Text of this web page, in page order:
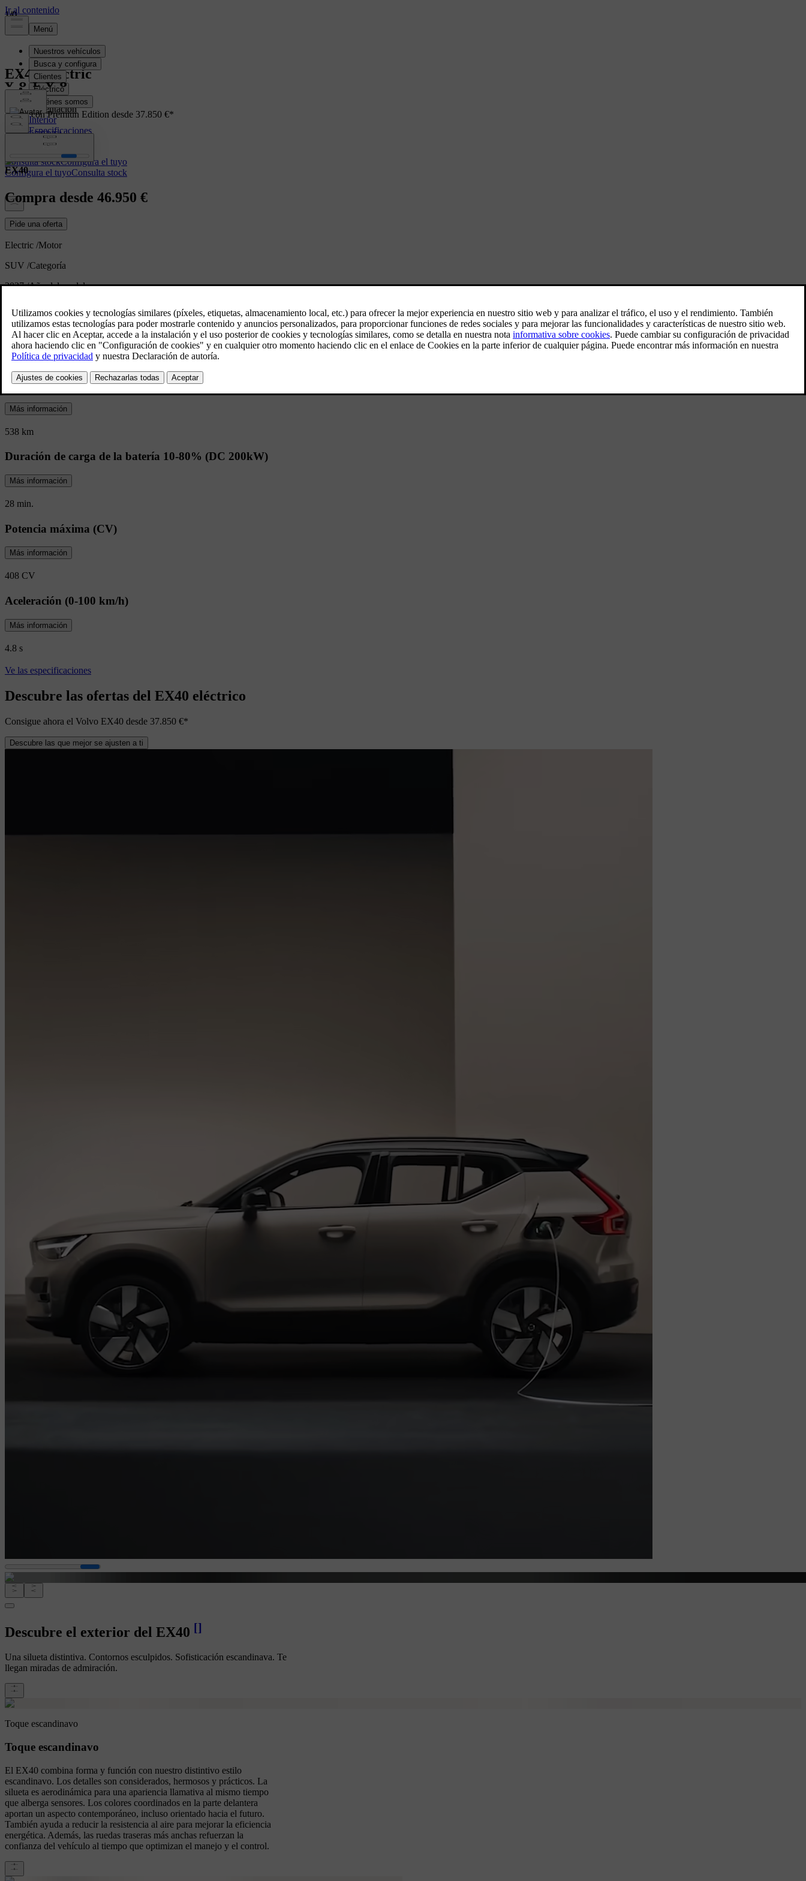
EX40 Electric
Presentación
Interior
Especificaciones
Prestaciones
Consulta stockConfigura el tuyo
Configura el tuyoConsulta stock
Ahora con Premiun Edition desde 37.850 €*
VER OFERTA
EX40
Compra desde 46.950 €
Pide una oferta
Electric /Motor
SUV /Categoría
2027 /Año del modelo:
EX40 Presentación
Carga rápida. Imposible de ignorar. Este SUV ofrece un rendimiento
contundente y versatilidad con un estilo que capta todas las miradas.
Autonomía eléctrica (combinada)
Más información
538 km
Duración de carga de la batería 10-80% (DC 200kW)
Más información
28 min.
Potencia máxima (CV)
Más información
408 CV
Aceleración (0-100 km/h)
Más información
4.8 s
Ve las especificaciones
Descubre las ofertas del EX40 eléctrico
Consigue ahora el Volvo EX40 desde 37.850 €*
Descubre las que mejor se ajusten a ti
Descubre el exterior del EX40 []
Una silueta distintiva. Contornos esculpidos. Sofisticación escandinava. Te
llegan miradas de admiración.
Toque escandinavo
Toque escandinavo
El EX40 combina forma y función con nuestro distintivo estilo
escandinavo. Los detalles son considerados, hermosos y prácticos. La
silueta es aerodinámica para una apariencia llamativa al mismo tiempo
que alberga sensores. Los colores coordinados en la parte delantera
aportan un aspecto contemporáneo, incluso orientado hacia el futuro.
También ayuda a reducir la resistencia al aire para mejorar la eficiencia
energética. Además, las ruedas traseras más anchas refuerzan la
confianza del vehículo al tiempo que optimizan el manejo y el control.
1/0
1/0
1/0